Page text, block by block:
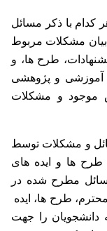
کدام با ذکر مسائل
مشکلات مربوط
طرح ها، و
آموزشی و پژوهشی
موجود و مشکلات
و مشکلات توسط
طرح ها و ایده های
مطرح شده در
طرح ها، ایده
را جهت